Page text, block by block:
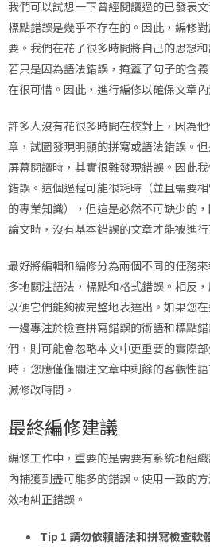
我們可以試想一下曾經閱讀過的已發表
標點錯誤是幾乎不存在的。因此，編修
要。我們在花了很多時間將自己的思想
若只是因為語法錯誤，掩蓋了句子的含
在很可惜。因此，進行編修以確保文章
許多人沒有花很多時間在校對上，因為
章，試圖發現明顯的拼寫或語法錯誤。
屏幕閱讀時，其實很難發現錯誤。因此
錯誤。這個過程可能很耗時（並且需要
的專業知識），但這是必然不可缺少的
論文時，沒有基本錯誤的文章才能被進行
最好將編輯和編修分為兩個不同的任務
多地關注語法，標點和格式錯誤。相反
以便它們能夠被完整地表達出。如果您
一邊專注於檢查拼寫錯誤的術語和標點
們，則可能會忽略本文中更重要的實際
時，您應僅僅關注文章中剩餘的客觀性
減修改時間。
最終編修建議
編修工作中，重要的是需要有系統地組
內捕獲到盡可能多的錯誤。使用一致的
效地糾正錯誤。
Tip 1 請勿依賴語法和拼寫檢查軟